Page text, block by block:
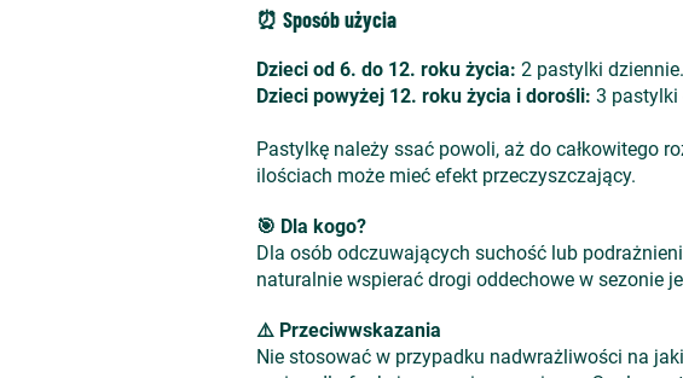
⏰ Sposób użycia
Dzieci od 6. do 12. roku życia: 2 pastylki dziennie.
Dzieci powyżej 12. roku życia i dorośli: 3 pastylki
Pastylkę należy ssać powoli, aż do całkowitego
ilościach może mieć efekt przeczyszczający.
🎯 Dla kogo?
Dla osób odczuwających suchość lub
naturalnie wspierać drogi oddechowe w sezonie
⚠️ Przeciwwskazania
Nie stosować w przypadku nadwrażliwości na